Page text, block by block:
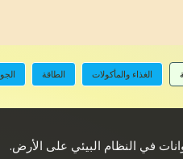
الجو الطاقة الغذاء والمأكولات
في النظام البيئي على الأرض.